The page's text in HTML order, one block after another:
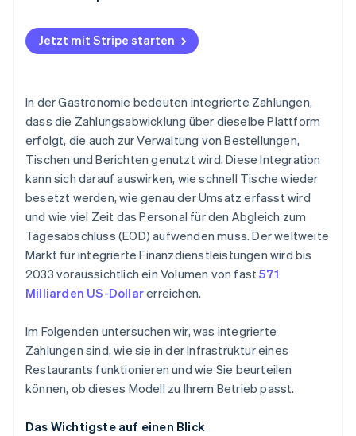
Wie hoch ist Ihr Zahlungsvolumen?
Wie wichtig sind Zahlungsdaten für Ihre
Wie hoch ist Ihre Toleranz gegenüber
Anbieterabhängigkeit?
Jetzt mit Stripe starten
In der Gastronomie bedeuten integrierte Zahlungen,
dass die Zahlungsabwicklung über dieselbe Plattform
erfolgt, die auch zur Verwaltung von Bestellungen,
Tischen und Berichten genutzt wird. Diese Integration
kann sich darauf auswirken, wie schnell Tische wieder
besetzt werden, wie genau der Umsatz erfasst wird
und wie viel Zeit das Personal für den Abgleich zum
Tagesabschluss (EOD) aufwenden muss. Der weltweite
Markt für integrierte Finanzdienstleistungen wird bis
2033 voraussichtlich ein Volumen von fast571
Milliarden US-Dollarerreichen.
Im Folgenden untersuchen wir, was integrierte
Zahlungen sind, wie sie in der Infrastruktur eines
Restaurants funktionieren und wie Sie beurteilen
können, ob dieses Modell zu Ihrem Betrieb passt.
Das Wichtigste auf einen Blick